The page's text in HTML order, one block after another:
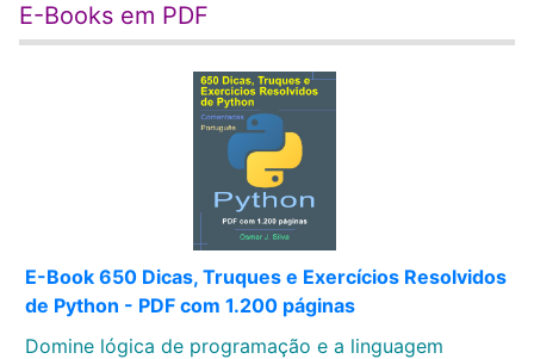
E-Books em PDF
E-Book 650 Dicas, Truques e Exercícios Resolvidos
de Python - PDF com 1.200 páginas
Domine lógica de programação e a linguagem